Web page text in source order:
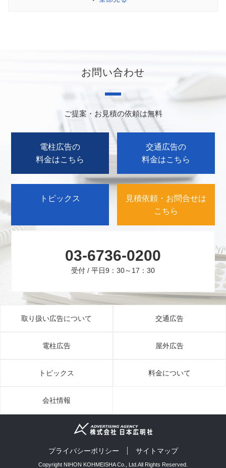
お問い合わせ
ご提案・お見積の依頼は無料
電柱広告の
料金はこちら
交通広告の
料金はこちら
トピックス
見積依頼・お問合せは
こちら
03-6736-0200
受付 / 平日9：30～17：30
取り扱い広告について 交通広告
電柱広告 屋外広告
トピックス 料金について
会社情報
プライバシーポリシー サイトマップ
Copyright NIHON KOHMEISHA Co., Ltd.All Rights Reserved.